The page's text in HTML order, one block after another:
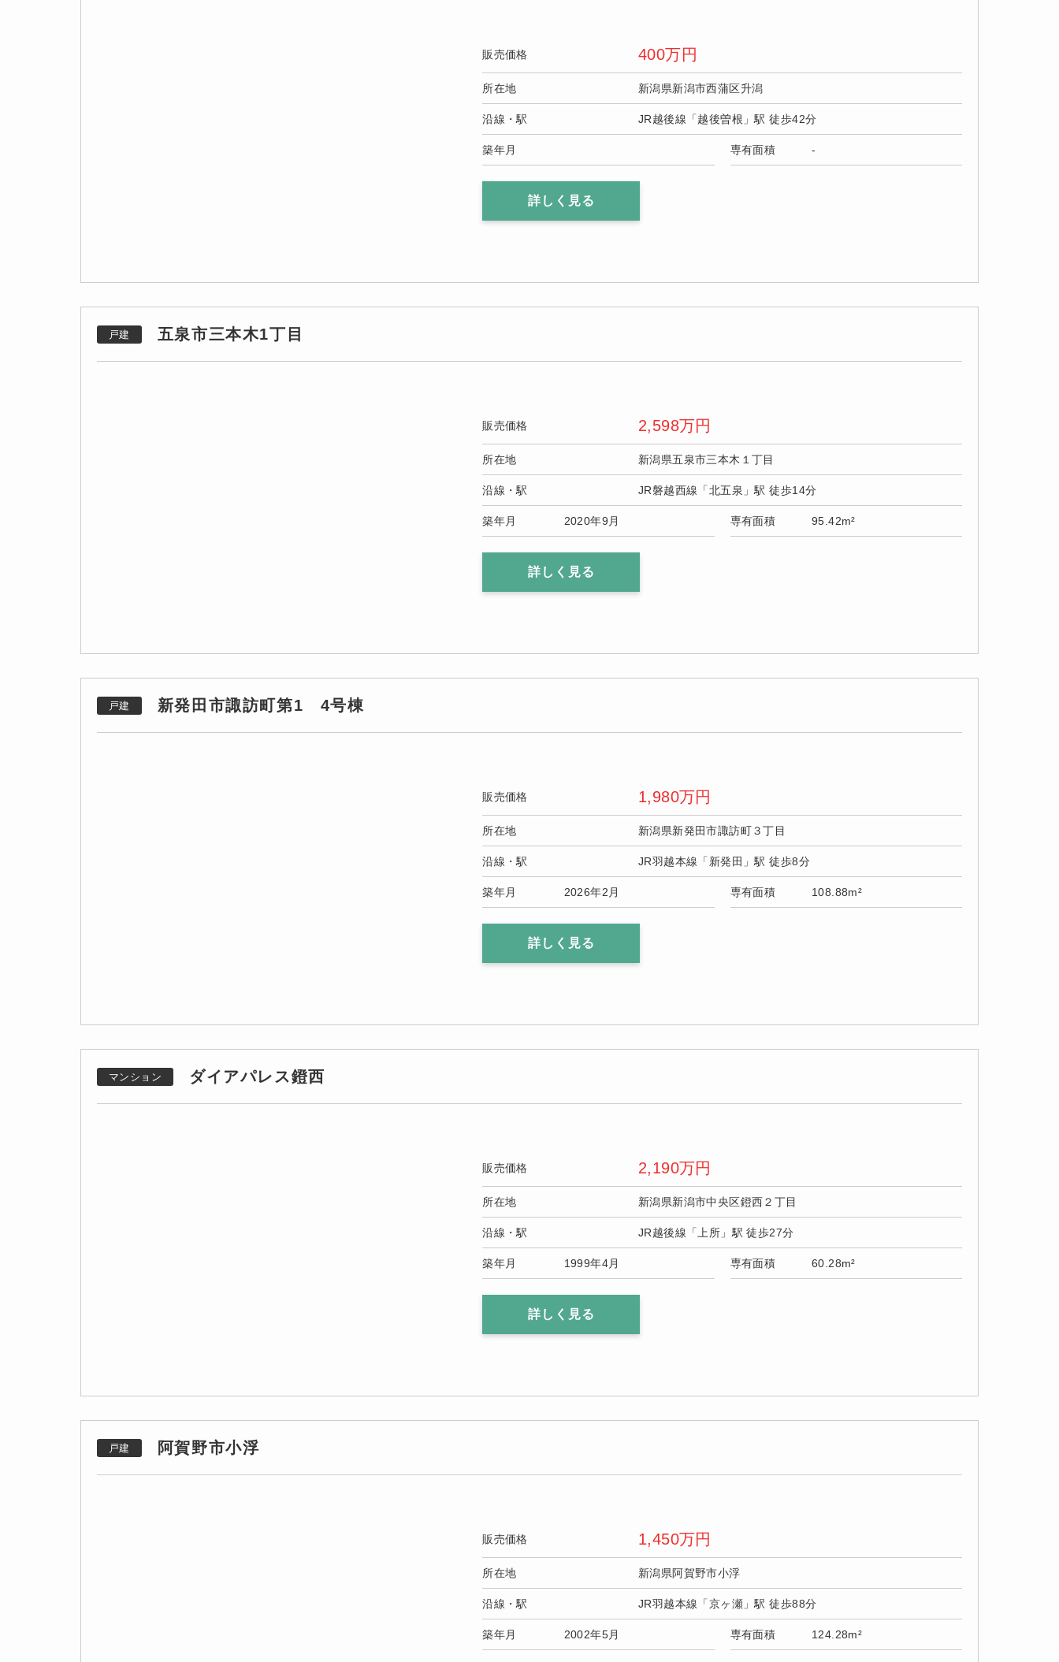
販売価格 400万円
所在地 新潟県新潟市西蒲区升潟
沿線・駅 JR越後線「越後曽根」駅 徒歩42分
築年月 専有面積 -
詳しく見る
戸建 五泉市三本木1丁目
販売価格 2,598万円
所在地 新潟県五泉市三本木１丁目
沿線・駅 JR磐越西線「北五泉」駅 徒歩14分
築年月 2020年9月 専有面積 95.42m²
詳しく見る
戸建 新発田市諏訪町第1 4号棟
販売価格 1,980万円
所在地 新潟県新発田市諏訪町３丁目
沿線・駅 JR羽越本線「新発田」駅 徒歩8分
築年月 2026年2月 専有面積 108.88m²
詳しく見る
マンション ダイアパレス鐙西
販売価格 2,190万円
所在地 新潟県新潟市中央区鐙西２丁目
沿線・駅 JR越後線「上所」駅 徒歩27分
築年月 1999年4月 専有面積 60.28m²
詳しく見る
戸建 阿賀野市小浮
販売価格 1,450万円
所在地 新潟県阿賀野市小浮
沿線・駅 JR羽越本線「京ヶ瀬」駅 徒歩88分
築年月 2002年5月 専有面積 124.28m²